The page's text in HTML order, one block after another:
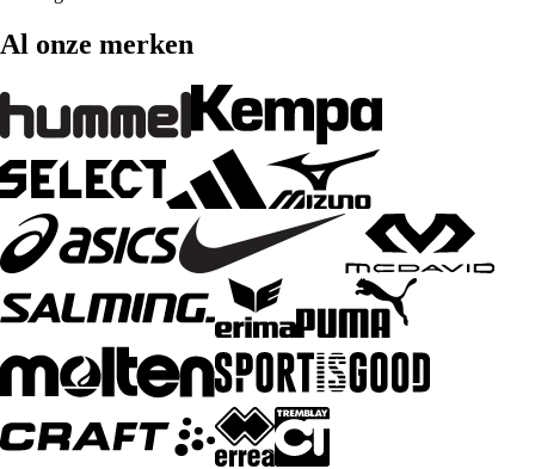
Al onze merken